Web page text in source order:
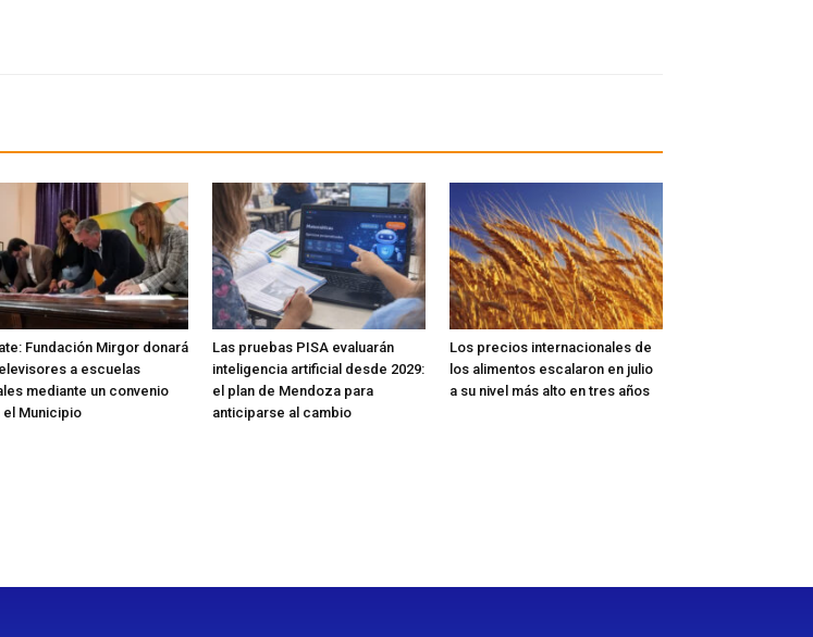
Fundación Mirgor donará
a escuelas
mediante un convenio
el Municipio
Las pruebas PISA evaluarán
inteligencia artificial desde 2029:
el plan de Mendoza para
anticiparse al cambio
Los precios internacionales de
los alimentos escalaron en julio
a su nivel más alto en tres años